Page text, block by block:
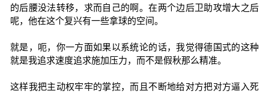
的后腰没法转移，求而自己的啊。在两个边后卫助攻增大之后
呢，他在这个复兴有一些拿球的空间。
就是，呃，你一方面如果以系统论的话，我觉得德国式的这种
就是我追求速度追求施加压力，而不是假秋那么精准。
这样我把主动权牢牢的掌控，而且不断地给对方把对方逼入死